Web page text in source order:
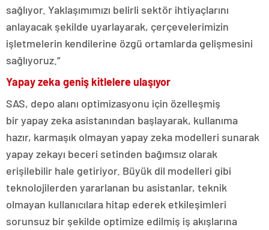
sağlıyor. Yaklaşımımızı belirli sektör ihtiyaçlarını
anlayacak şekilde uyarlayarak, çerçevelerimizin
işletmelerin kendilerine özgü ortamlarda gelişmesini
sağlıyoruz.”
Yapay zeka geniş kitlelere ulaşıyor
SAS, depo alanı optimizasyonu için özelleşmiş
bir yapay zeka asistanından başlayarak, kullanıma
hazır, karmaşık olmayan yapay zeka modelleri sunarak
yapay zekayı beceri setinden bağımsız olarak
erişilebilir hale getiriyor. Büyük dil modelleri gibi
teknolojilerden yararlanan bu asistanlar, teknik
olmayan kullanıcılara hitap ederek etkileşimleri
sorunsuz bir şekilde optimize edilmiş iş akışlarına